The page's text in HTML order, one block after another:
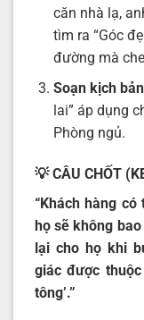
căn nhà lạ,
tìm ra “Góc
đường mà
Soạn kịch
lai” áp dụng
Phòng ngủ.
💡CÂU CHỐT
“Khách hàng
họ sẽ không
lại cho họ khi
giác được
tông’.”